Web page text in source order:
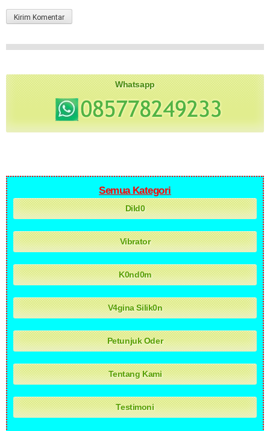
Whatsapp
Semua Kategori
Dild0
Vibrator
K0nd0m
V4gina Silik0n
Petunjuk Oder
Tentang Kami
Testimoni